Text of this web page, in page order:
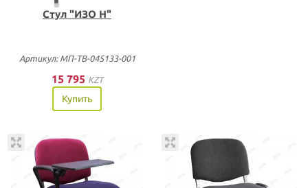
Стул "ИЗО Н"
Артикул: МП-ТВ-045133-001
15 795 KZT
Купить